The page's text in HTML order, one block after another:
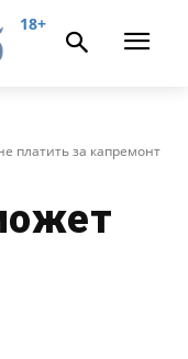
18+
платить за капремонт